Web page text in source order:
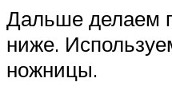
Дальше делаем
ниже.
ножницы.